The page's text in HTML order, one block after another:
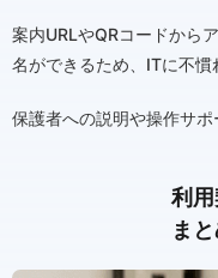
案内URLやQRコードから
名ができるため、ITに不慣
保護者への説明や操作サポ
利
ま